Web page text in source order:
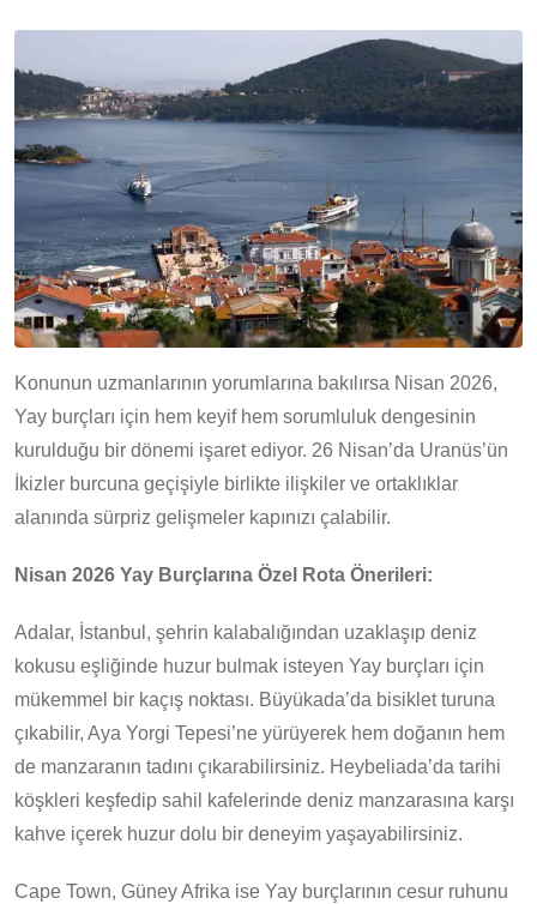
Konunun uzmanlarının yorumlarına bakılırsa Nisan 2026,
Yay burçları için hem keyif hem sorumluluk dengesinin
kurulduğu bir dönemi işaret ediyor. 26 Nisan’da Uranüs’ün
İkizler burcuna geçişiyle birlikte ilişkiler ve ortaklıklar
alanında sürpriz gelişmeler kapınızı çalabilir.
Nisan 2026 Yay Burçlarına Özel Rota Önerileri:
Adalar, İstanbul, şehrin kalabalığından uzaklaşıp deniz
kokusu eşliğinde huzur bulmak isteyen Yay burçları için
mükemmel bir kaçış noktası. Büyükada’da bisiklet turuna
çıkabilir, Aya Yorgi Tepesi’ne yürüyerek hem doğanın hem
de manzaranın tadını çıkarabilirsiniz. Heybeliada’da tarihi
köşkleri keşfedip sahil kafelerinde deniz manzarasına karşı
kahve içerek huzur dolu bir deneyim yaşayabilirsiniz.
Cape Town, Güney Afrika ise Yay burçlarının cesur ruhunu